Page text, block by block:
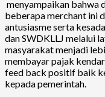
menyampaikan bahwa
beberapa merchant ini
antusiasme serta
dan SWDKLLJ melalui
masyarakat menjadi
membayar pajak
feed back positif baik
kepada pemerintah.